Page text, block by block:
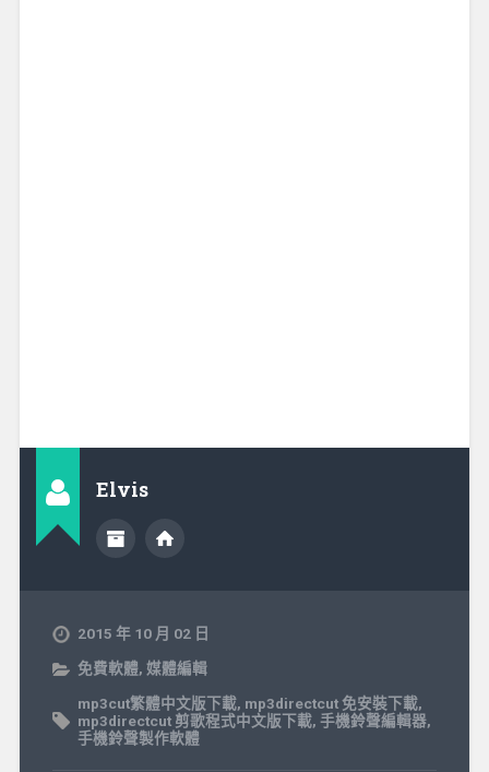
Elvis
2015 年 10 月 02 日
免費軟體, 媒體編輯
mp3cut繁體中文版下載, mp3directcut 免安裝下載,
mp3directcut 剪歌程式中文版下載, 手機鈴聲編輯器,
手機鈴聲製作軟體